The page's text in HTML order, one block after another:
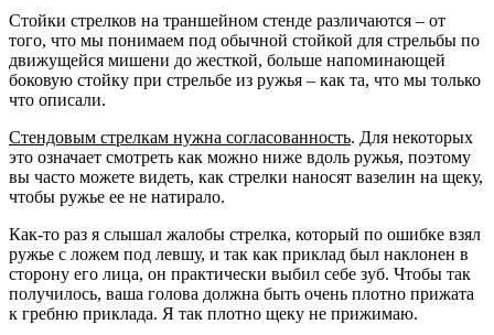
Стойки стрелков на траншейном стенде различаются – от
того, что мы понимаем под обычной стойкой для стрельбы по
движущейся мишени до жесткой, больше напоминающей
боковую стойку при стрельбе из ружья – как та, что мы только
что описали.
Стендовым стрелкам нужна согласованность. Для некоторых
это означает смотреть как можно ниже вдоль ружья, поэтому
вы часто можете видеть, как стрелки наносят вазелин на щеку,
чтобы ружье ее не натирало.
Как-то раз я слышал жалобы стрелка, который по ошибке взял
ружье с ложем под левшу, и так как приклад был наклонен в
сторону его лица, он практически выбил себе зуб. Чтобы так
получилось, ваша голова должна быть очень плотно прижата
к гребню приклада. Я так плотно щеку не прижимаю.